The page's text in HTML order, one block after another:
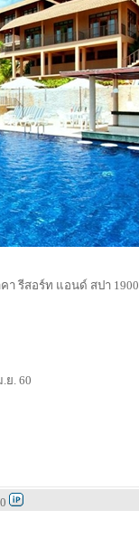
า รีสอร์ท แอนด์ สปา 1900
ย. 60